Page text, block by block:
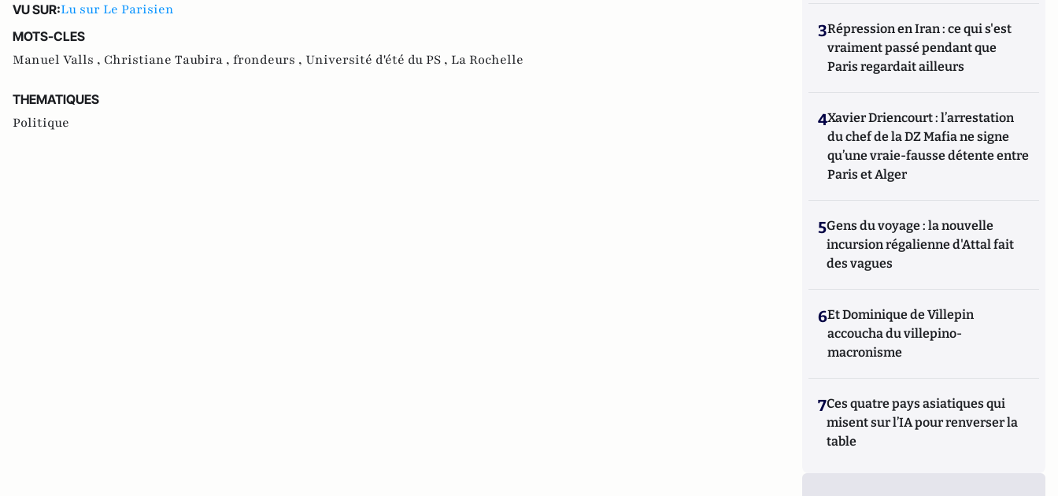
VU SUR:Lu sur Le Parisien
MOTS-CLES
Manuel Valls , Christiane Taubira , frondeurs , Université d'été du PS , La Rochelle
THEMATIQUES
Politique
3Répression en Iran : ce qui s'est
vraiment passé pendant que
Paris regardait ailleurs
4Xavier Driencourt : l’arrestation
du chef de la DZ Mafia ne signe
qu’une vraie-fausse détente entre
Paris et Alger
5Gens du voyage : la nouvelle
incursion régalienne d'Attal fait
des vagues
6Et Dominique de Villepin
accoucha du villepino-
macronisme
7Ces quatre pays asiatiques qui
misent sur l’IA pour renverser la
table